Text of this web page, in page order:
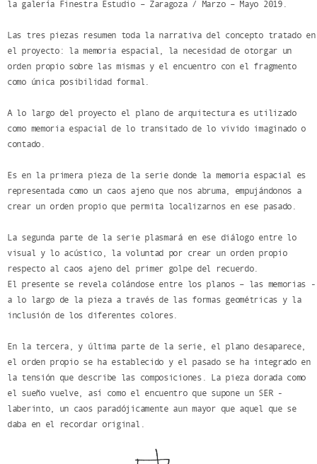
la galería Finestra Estudio – Zaragoza / Marzo – Mayo 2019.
Las tres piezas resumen toda la narrativa del concepto tratado en
el proyecto: la memoria espacial, la necesidad de otorgar un
orden propio sobre las mismas y el encuentro con el fragmento
como única posibilidad formal.
A lo largo del proyecto el plano de arquitectura es utilizado
como memoria espacial de lo transitado de lo vivido imaginado o
contado.
Es en la primera pieza de la serie donde la memoria espacial es
representada como un caos ajeno que nos abruma, empujándonos a
crear un orden propio que permita localizarnos en ese pasado.
La segunda parte de la serie plasmará en ese diálogo entre lo
visual y lo acústico, la voluntad por crear un orden propio
respecto al caos ajeno del primer golpe del recuerdo.
El presente se revela colándose entre los planos – las memorias -
a lo largo de la pieza a través de las formas geométricas y la
inclusión de los diferentes colores.
En la tercera, y última parte de la serie, el plano desaparece,
el orden propio se ha establecido y el pasado se ha integrado en
la tensión que describe las composiciones. La pieza dorada como
el sueño vuelve, así como el encuentro que supone un SER -
laberinto, un caos paradójicamente aun mayor que aquel que se
daba en el recordar original.